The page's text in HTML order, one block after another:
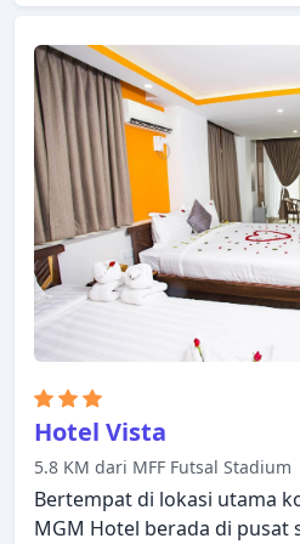
semua kamar, satpam 24
harian, check-in/check-out
Dirancang untuk
beberapa kamar memiliki
instan gratis, teh gratis,
memastikan kenyamanan
Hibur diri Anda dengan
properti, termasuk ruangan
kebugaran, sauna,
Temukan semua yang
membuat Novotel Yangon
persinggahan Anda.
Hotel Vista
5.8 KM dari MFF Futsal Stadium
Bertempat di lokasi utama
MGM Hotel berada di pusat